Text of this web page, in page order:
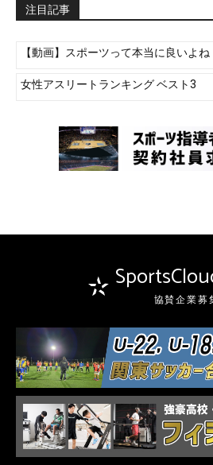
注目記事
【動画】スポーツって本当に良いよね
女性アスリートランキング ベスト3
協賛企業募